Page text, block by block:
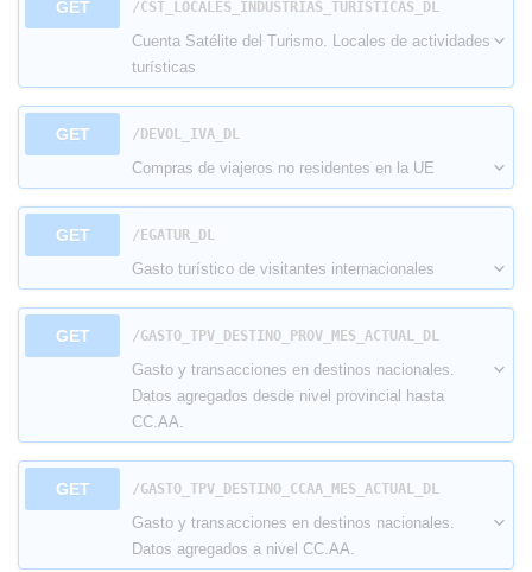
GET ​/CST_LOCALES_INDUSTRIAS_TURISTICAS_DL
Cuenta Satélite del Turismo. Locales de actividades
turísticas
GET ​/DEVOL_IVA_DL
Compras de viajeros no residentes en la UE
GET ​/EGATUR_DL
Gasto turístico de visitantes internacionales
GET ​/GASTO_TPV_DESTINO_PROV_MES_ACTUAL_DL
Gasto y transacciones en destinos nacionales.
Datos agregados desde nivel provincial hasta
CC.AA.
GET ​/GASTO_TPV_DESTINO_CCAA_MES_ACTUAL_DL
Gasto y transacciones en destinos nacionales.
Datos agregados a nivel CC.AA.